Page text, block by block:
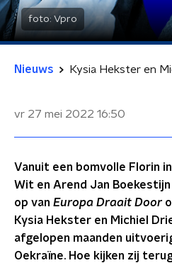
gaat'
foto: Vpro
Nieuws
vr 27 mei 2022 16:50
Vanuit een bomvolle Florin
Wit en Arend Jan
op van Europa Draait Door
Kysia Hekster en Michiel
afgelopen maanden
Oekraïne. Hoe kijken zij